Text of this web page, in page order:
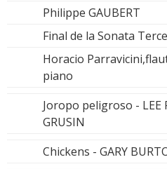
Philippe GAUBERT
Final de la Sonata
Horacio
piano
Joropo peligroso - LEE
GRUSIN
Chickens - GARY